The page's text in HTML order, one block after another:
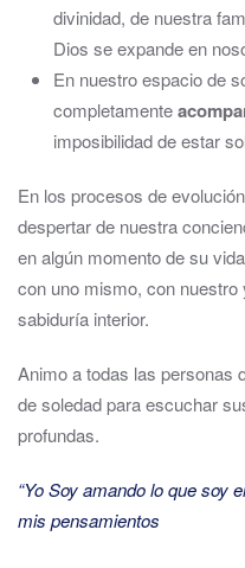
divinidad, de nuestra
Dios se expande en
En nuestro espacio de
completamente
imposibilidad de estar
En los procesos de
despertar de nuestra
en algún momento de su
con uno mismo, con
sabiduría interior.
Animo a todas las personas
de soledad para escuchar
profundas.
“Yo Soy amando lo que soy
mis pensamientos